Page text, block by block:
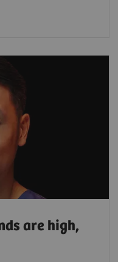
are high,